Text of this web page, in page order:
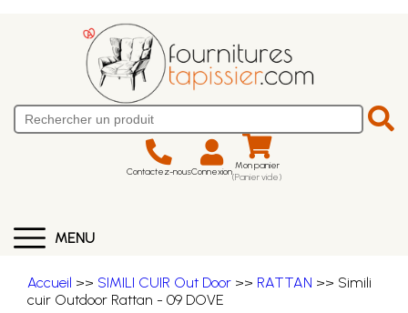
Contactez-nousConnexion Mon panier
(Panier vide)
MENU
Accueil >> SIMILI CUIR Out Door >> RATTAN >> Simili
cuir Outdoor Rattan - 09 DOVE